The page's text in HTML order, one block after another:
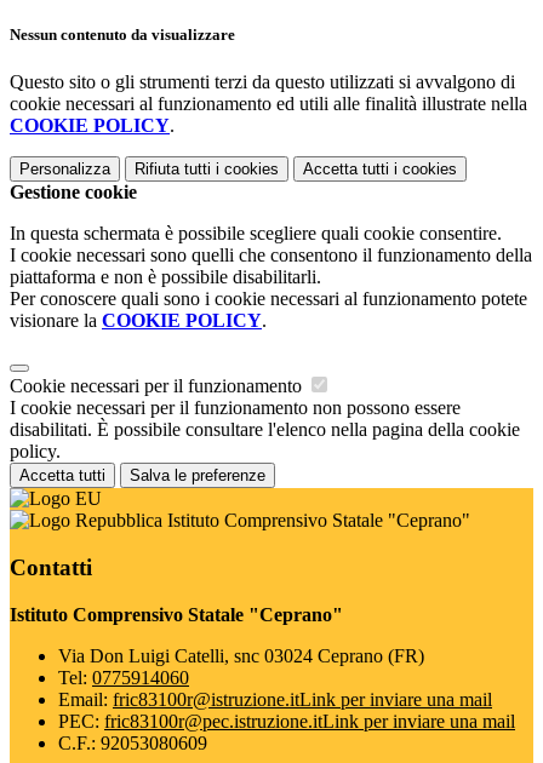
Nessun contenuto da visualizzare
Questo sito o gli strumenti terzi da questo utilizzati si avvalgono di
cookie necessari al funzionamento ed utili alle finalità illustrate nella
COOKIE POLICY.
Personalizza Rifiuta tutti i cookies Accetta tutti i cookies
Gestione cookie
In questa schermata è possibile scegliere quali cookie consentire.
I cookie necessari sono quelli che consentono il funzionamento della
piattaforma e non è possibile disabilitarli.
Per conoscere quali sono i cookie necessari al funzionamento potete
visionare la COOKIE POLICY.
Cookie necessari per il funzionamento
I cookie necessari per il funzionamento non possono essere
disabilitati. È possibile consultare l'elenco nella pagina della cookie
policy.
Accetta tutti Salva le preferenze
Istituto Comprensivo Statale "Ceprano"
Contatti
Istituto Comprensivo Statale "Ceprano"
Via Don Luigi Catelli, snc 03024 Ceprano (FR)
Tel: 0775914060
Email: fric83100r@istruzione.itLink per inviare una mail
PEC: fric83100r@pec.istruzione.itLink per inviare una mail
C.F.: 92053080609